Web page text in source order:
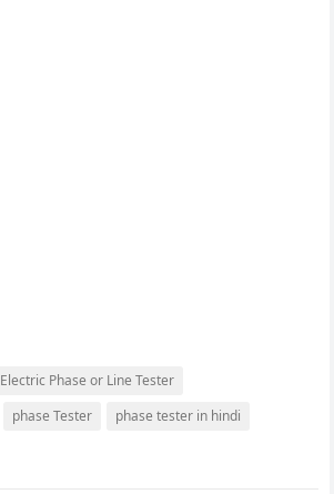
Electric Phase or Line Tester
phase Tester
phase tester in hindi